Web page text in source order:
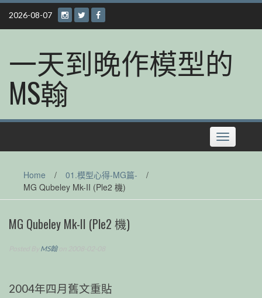
Skip
content
2026-08-07
一天到晚作模型的
MS翰
Toggle
navigation
Home / 01.模型心得-MG篇-
/
MG Qubeley Mk-II (Ple2 機)
MG Qubeley Mk-II (Ple2 機)
MS翰on 2008-02-08
2004年四月舊文重貼